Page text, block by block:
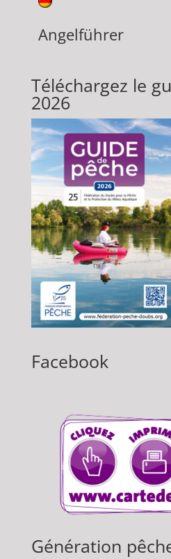
Angelführer
Téléchargez le
2026
Facebook
Génération